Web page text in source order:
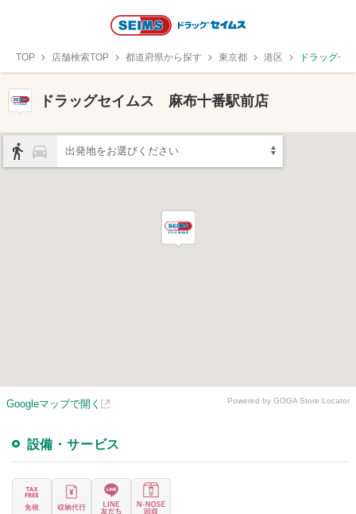
TOP 店舗検索TOP 都道府県から探す 東京都 港区 ドラッグセ
ドラッグセイムス 麻布十番駅前店
出発地をお選びください
Googleマップで開く Powered by GOGA Store Locator
設備・サービス